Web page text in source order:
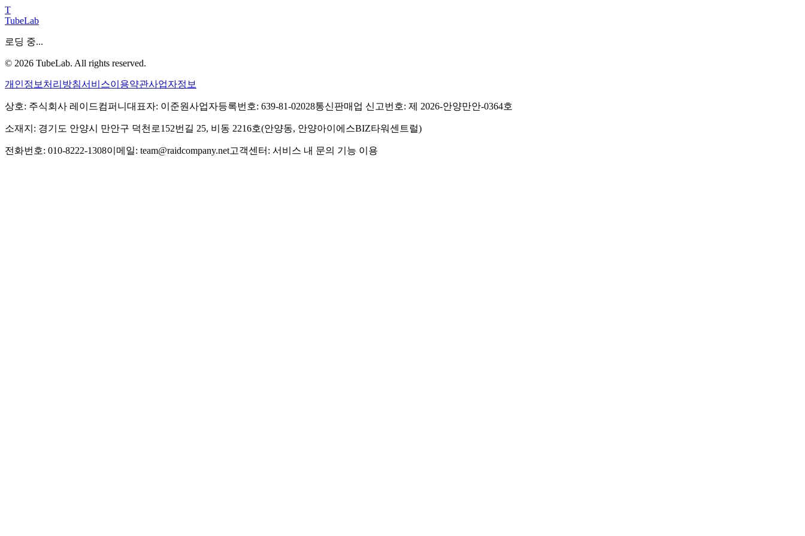
T
TubeLab
로딩 중...
© 2026 TubeLab. All rights reserved.
개인정보처리방침서비스이용약관사업자정보
상호: 주식회사 레이드컴퍼니 대표자: 이준원사업자등록번호: 639-81-02028통신판매업 신고번호: 제 2026-안양만안-0364호
소재지: 경기도 안양시 만안구 덕천로152번길 25, 비동 2216호(안양동, 안양아이에스BIZ타워센트럴)
전화번호: 010-8222-1308이메일: team@raidcompany.net고객센터: 서비스 내 문의 기능 이용